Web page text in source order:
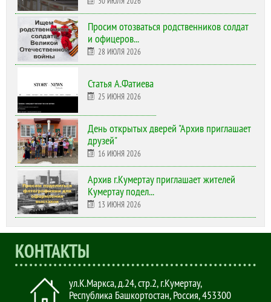
Просим отозваться родственников солдат
и офицеров...
28 ИЮЛЯ 2026
Статья А.Фатиева
25 ИЮНЯ 2026
День открытых дверей "Архив приглашает
друзей"
16 ИЮНЯ 2026
Архив г.Кумертау приглашает жителей
Кумертау подел...
13 ИЮНЯ 2026
КОНТАКТЫ
ул.К.Маркса, д.24, стр.2,г.Кумертау,
Республика Башкортостан, Россия,453300